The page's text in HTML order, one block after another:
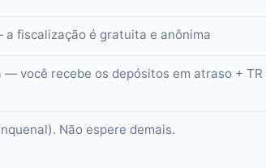
fiscalização é gratuita e anônima
você recebe os depósitos em atraso + TR
Não espere demais.